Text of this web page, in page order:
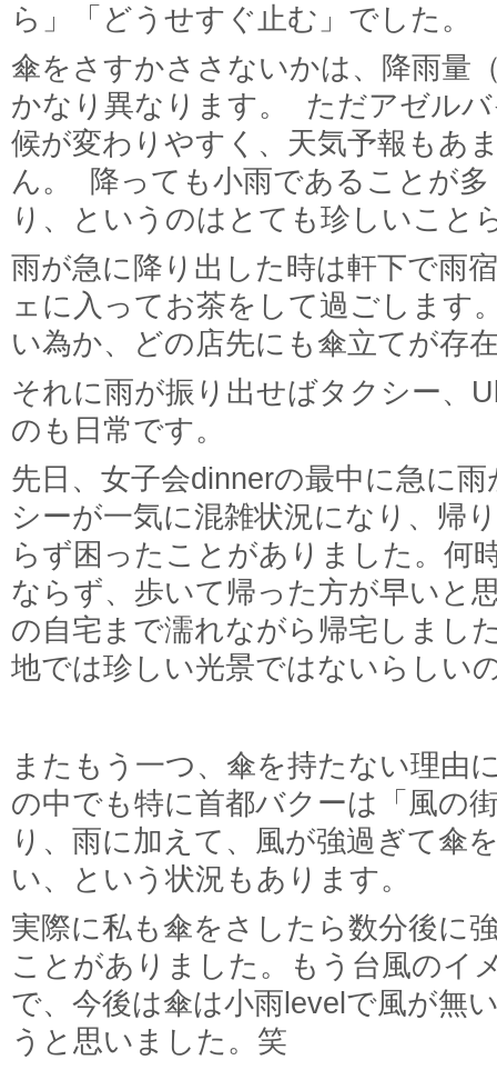
ら」「どうせすぐ止む」でした。
傘をさすかささないかは、降雨量
かなり異なります。 ただアゼル
候が変わりやすく、天気予報もあ
ん。 降っても小雨であることが多
り、というのはとても珍しいこと
雨が急に降り出した時は軒下で雨
ェに入ってお茶をして過ごします
い為か、どの店先にも傘立てが存
それに雨が振り出せばタクシー、
のも日常です。
先日、女子会dinnerの最中に急に
シーが一気に混雑状況になり、帰
らず困ったことがありました。何
ならず、歩いて帰った方が早いと
の自宅まで濡れながら帰宅しまし
地では珍しい光景ではないらしい
またもう一つ、傘を持たない理由
の中でも特に首都バクーは「風の
り、雨に加えて、風が強過ぎて傘
い、という状況もあります。
実際に私も傘をさしたら数分後に
ことがありました。もう台風のイ
で、今後は傘は小雨levelで風が無
うと思いました。笑